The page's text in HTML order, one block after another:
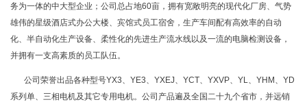
务为一体的中大型企业；公司总占地60亩，拥有宽敞明亮的现代化厂房、气势
雄伟的星级酒店式办公大楼、宾馆式员工宿舍，生产车间配有高效率的自动
化、半自动化生产设备、柔性化的先进生产流水线以及一流的电脑检测设备，
并拥有一支高素质的员工队伍。
公司荣誉出品各种型号YX3、YE3、YXEJ、YCT、YXVP、YL、YHM、YD
系列单、三相电机及其它专用电机。公司产品遍及全国二十九个省市，并远销